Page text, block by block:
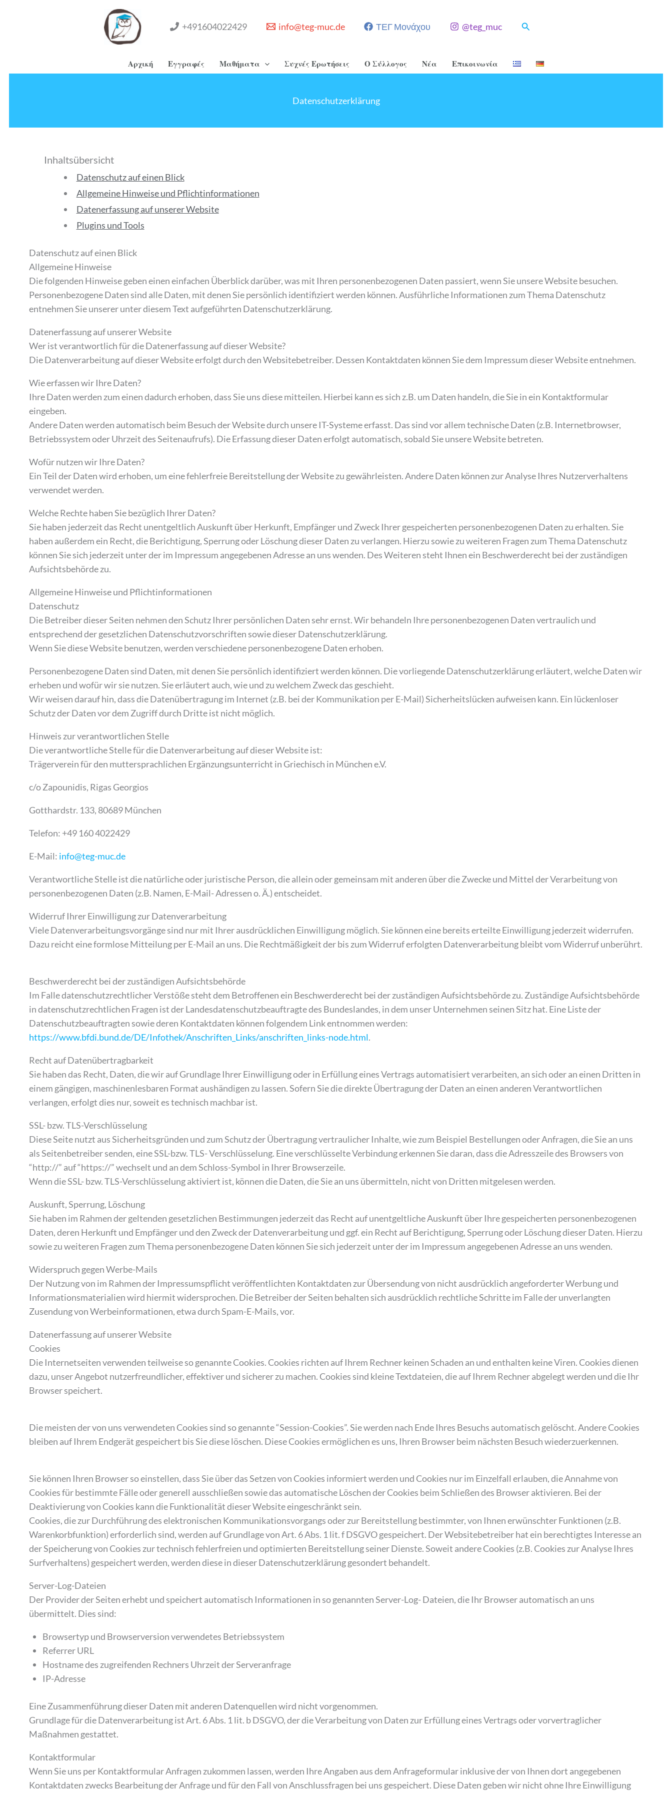
+491604022429 info@teg-muc.de ΤΕΓ Μονάχου @teg_muc Αναζήτηση
Αρχική Εγγραφές Μαθήματα Συχνές Ερωτήσεις Ο Σύλλογος Νέα Επικοινωνία
Datenschutzerklärung
Inhaltsübersicht
Datenschutz auf einen Blick
Allgemeine Hinweise und Pflichtinformationen
Datenerfassung auf unserer Website
Plugins und Tools
Datenschutz auf einen Blick
Allgemeine Hinweise
Die folgenden Hinweise geben einen einfachen Überblick darüber, was mit Ihren personenbezogenen Daten passiert, wenn Sie unsere Website besuchen.
Personenbezogene Daten sind alle Daten, mit denen Sie persönlich identifiziert werden können. Ausführliche Informationen zum Thema Datenschutz
entnehmen Sie unserer unter diesem Text aufgeführten Datenschutzerklärung.
Datenerfassung auf unserer Website
Wer ist verantwortlich für die Datenerfassung auf dieser Website?
Die Datenverarbeitung auf dieser Website erfolgt durch den Websitebetreiber. Dessen Kontaktdaten können Sie dem Impressum dieser Website entnehmen.
Wie erfassen wir Ihre Daten?
Ihre Daten werden zum einen dadurch erhoben, dass Sie uns diese mitteilen. Hierbei kann es sich z.B. um Daten handeln, die Sie in ein Kontaktformular
eingeben.
Andere Daten werden automatisch beim Besuch der Website durch unsere IT-Systeme erfasst. Das sind vor allem technische Daten (z.B. Internetbrowser,
Betriebssystem oder Uhrzeit des Seitenaufrufs). Die Erfassung dieser Daten erfolgt automatisch, sobald Sie unsere Website betreten.
Wofür nutzen wir Ihre Daten?
Ein Teil der Daten wird erhoben, um eine fehlerfreie Bereitstellung der Website zu gewährleisten. Andere Daten können zur Analyse Ihres Nutzerverhaltens
verwendet werden.
Welche Rechte haben Sie bezüglich Ihrer Daten?
Sie haben jederzeit das Recht unentgeltlich Auskunft über Herkunft, Empfänger und Zweck Ihrer gespeicherten personenbezogenen Daten zu erhalten. Sie
haben außerdem ein Recht, die Berichtigung, Sperrung oder Löschung dieser Daten zu verlangen. Hierzu sowie zu weiteren Fragen zum Thema Datenschutz
können Sie sich jederzeit unter der im Impressum angegebenen Adresse an uns wenden. Des Weiteren steht Ihnen ein Beschwerderecht bei der zuständigen
Aufsichtsbehörde zu.
Allgemeine Hinweise und Pflichtinformationen
Datenschutz
Die Betreiber dieser Seiten nehmen den Schutz Ihrer persönlichen Daten sehr ernst. Wir behandeln Ihre personenbezogenen Daten vertraulich und
entsprechend der gesetzlichen Datenschutzvorschriften sowie dieser Datenschutzerklärung.
Wenn Sie diese Website benutzen, werden verschiedene personenbezogene Daten erhoben.
Personenbezogene Daten sind Daten, mit denen Sie persönlich identifiziert werden können. Die vorliegende Datenschutzerklärung erläutert, welche Daten wir
erheben und wofür wir sie nutzen. Sie erläutert auch, wie und zu welchem Zweck das geschieht.
Wir weisen darauf hin, dass die Datenübertragung im Internet (z.B. bei der Kommunikation per E-Mail) Sicherheitslücken aufweisen kann. Ein lückenloser
Schutz der Daten vor dem Zugriff durch Dritte ist nicht möglich.
Hinweis zur verantwortlichen Stelle
Die verantwortliche Stelle für die Datenverarbeitung auf dieser Website ist:
Trägerverein für den muttersprachlichen Ergänzungsunterricht in Griechisch in München e.V.
c/o Zapounidis, Rigas Georgios
Gotthardstr. 133, 80689 München
Telefon: +49 160 4022429
E-Mail: info@teg-muc.de
Verantwortliche Stelle ist die natürliche oder juristische Person, die allein oder gemeinsam mit anderen über die Zwecke und Mittel der Verarbeitung von
personenbezogenen Daten (z.B. Namen, E-Mail- Adressen o. Ä.) entscheidet.
Widerruf Ihrer Einwilligung zur Datenverarbeitung
Viele Datenverarbeitungsvorgänge sind nur mit Ihrer ausdrücklichen Einwilligung möglich. Sie können eine bereits erteilte Einwilligung jederzeit widerrufen.
Dazu reicht eine formlose Mitteilung per E-Mail an uns. Die Rechtmäßigkeit der bis zum Widerruf erfolgten Datenverarbeitung bleibt vom Widerruf unberührt.
Beschwerderecht bei der zuständigen Aufsichtsbehörde
Im Falle datenschutzrechtlicher Verstöße steht dem Betroffenen ein Beschwerderecht bei der zuständigen Aufsichtsbehörde zu. Zuständige Aufsichtsbehörde
in datenschutzrechtlichen Fragen ist der Landesdatenschutzbeauftragte des Bundeslandes, in dem unser Unternehmen seinen Sitz hat. Eine Liste der
Datenschutzbeauftragten sowie deren Kontaktdaten können folgendem Link entnommen werden:
https://www.bfdi.bund.de/DE/Infothek/Anschriften_Links/anschriften_links-node.html.
Recht auf Datenübertragbarkeit
Sie haben das Recht, Daten, die wir auf Grundlage Ihrer Einwilligung oder in Erfüllung eines Vertrags automatisiert verarbeiten, an sich oder an einen Dritten in
einem gängigen, maschinenlesbaren Format aushändigen zu lassen. Sofern Sie die direkte Übertragung der Daten an einen anderen Verantwortlichen
verlangen, erfolgt dies nur, soweit es technisch machbar ist.
SSL- bzw. TLS-Verschlüsselung
Diese Seite nutzt aus Sicherheitsgründen und zum Schutz der Übertragung vertraulicher Inhalte, wie zum Beispiel Bestellungen oder Anfragen, die Sie an uns
als Seitenbetreiber senden, eine SSL-bzw. TLS- Verschlüsselung. Eine verschlüsselte Verbindung erkennen Sie daran, dass die Adresszeile des Browsers von
“http://” auf “https://” wechselt und an dem Schloss-Symbol in Ihrer Browserzeile.
Wenn die SSL- bzw. TLS-Verschlüsselung aktiviert ist, können die Daten, die Sie an uns übermitteln, nicht von Dritten mitgelesen werden.
Auskunft, Sperrung, Löschung
Sie haben im Rahmen der geltenden gesetzlichen Bestimmungen jederzeit das Recht auf unentgeltliche Auskunft über Ihre gespeicherten personenbezogenen
Daten, deren Herkunft und Empfänger und den Zweck der Datenverarbeitung und ggf. ein Recht auf Berichtigung, Sperrung oder Löschung dieser Daten. Hierzu
sowie zu weiteren Fragen zum Thema personenbezogene Daten können Sie sich jederzeit unter der im Impressum angegebenen Adresse an uns wenden.
Widerspruch gegen Werbe-Mails
Der Nutzung von im Rahmen der Impressumspflicht veröffentlichten Kontaktdaten zur Übersendung von nicht ausdrücklich angeforderter Werbung und
Informationsmaterialien wird hiermit widersprochen. Die Betreiber der Seiten behalten sich ausdrücklich rechtliche Schritte im Falle der unverlangten
Zusendung von Werbeinformationen, etwa durch Spam-E-Mails, vor.
Datenerfassung auf unserer Website
Cookies
Die Internetseiten verwenden teilweise so genannte Cookies. Cookies richten auf Ihrem Rechner keinen Schaden an und enthalten keine Viren. Cookies dienen
dazu, unser Angebot nutzerfreundlicher, effektiver und sicherer zu machen. Cookies sind kleine Textdateien, die auf Ihrem Rechner abgelegt werden und die Ihr
Browser speichert.
Die meisten der von uns verwendeten Cookies sind so genannte “Session-Cookies”. Sie werden nach Ende Ihres Besuchs automatisch gelöscht. Andere Cookies
bleiben auf Ihrem Endgerät gespeichert bis Sie diese löschen. Diese Cookies ermöglichen es uns, Ihren Browser beim nächsten Besuch wiederzuerkennen.
Sie können Ihren Browser so einstellen, dass Sie über das Setzen von Cookies informiert werden und Cookies nur im Einzelfall erlauben, die Annahme von
Cookies für bestimmte Fälle oder generell ausschließen sowie das automatische Löschen der Cookies beim Schließen des Browser aktivieren. Bei der
Deaktivierung von Cookies kann die Funktionalität dieser Website eingeschränkt sein.
Cookies, die zur Durchführung des elektronischen Kommunikationsvorgangs oder zur Bereitstellung bestimmter, von Ihnen erwünschter Funktionen (z.B.
Warenkorbfunktion) erforderlich sind, werden auf Grundlage von Art. 6 Abs. 1 lit. f DSGVO gespeichert. Der Websitebetreiber hat ein berechtigtes Interesse an
der Speicherung von Cookies zur technisch fehlerfreien und optimierten Bereitstellung seiner Dienste. Soweit andere Cookies (z.B. Cookies zur Analyse Ihres
Surfverhaltens) gespeichert werden, werden diese in dieser Datenschutzerklärung gesondert behandelt.
Server-Log-Dateien
Der Provider der Seiten erhebt und speichert automatisch Informationen in so genannten Server-Log- Dateien, die Ihr Browser automatisch an uns
übermittelt. Dies sind:
Browsertyp und Browserversion verwendetes Betriebssystem
Referrer URL
Hostname des zugreifenden Rechners Uhrzeit der Serveranfrage
IP-Adresse
Eine Zusammenführung dieser Daten mit anderen Datenquellen wird nicht vorgenommen.
Grundlage für die Datenverarbeitung ist Art. 6 Abs. 1 lit. b DSGVO, der die Verarbeitung von Daten zur Erfüllung eines Vertrags oder vorvertraglicher
Maßnahmen gestattet.
Kontaktformular
Wenn Sie uns per Kontaktformular Anfragen zukommen lassen, werden Ihre Angaben aus dem Anfrageformular inklusive der von Ihnen dort angegebenen
Kontaktdaten zwecks Bearbeitung der Anfrage und für den Fall von Anschlussfragen bei uns gespeichert. Diese Daten geben wir nicht ohne Ihre Einwilligung